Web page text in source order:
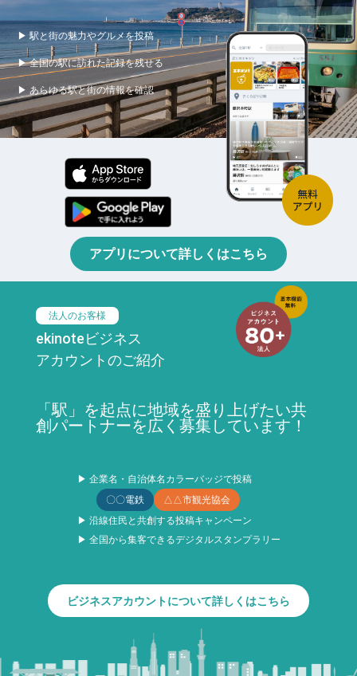
▶ 駅と街の魅力やグルメを投稿
▶ 全国の駅に訪れた記録を残せる
▶ あらゆる駅と街の情報を確認
アプリについて詳しくはこちら
法人のお客様
ekinoteビジネス
アカウントのご紹介
「駅」を起点に地域を盛り上げたい共
創パートナーを広く募集しています！
▶ 企業名・自治体名カラーバッジで投稿
〇〇電鉄
△△市観光協会
▶ 沿線住民と共創する投稿キャンペーン
▶ 全国から集客できるデジタルスタンプラリー
ビジネスアカウントについて詳しくはこちら